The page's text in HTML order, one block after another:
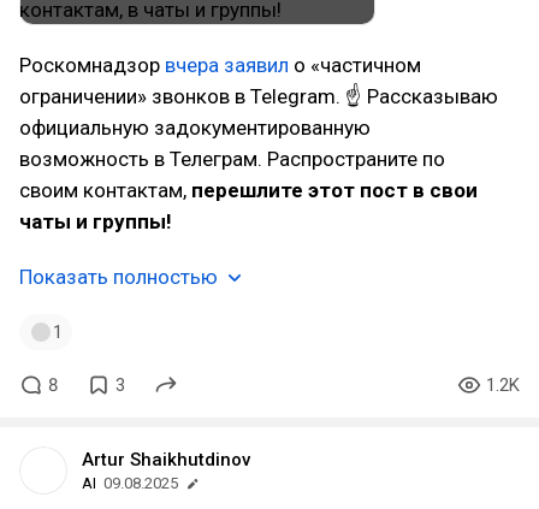
Роскомнадзор вчера заявил о «частичном
ограничении» звонков в Telegram. ☝ Рассказываю
официальную задокументированную
возможность в Телеграм. Распространите по
своим контактам, перешлите этот пост в свои
чаты и группы!
Показать полностью
1
8 3 1.2K
Artur Shaikhutdinov
AI 09.08.2025